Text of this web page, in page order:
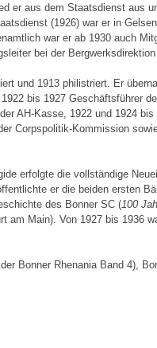
er aus dem Staatsdienst aus
(1926) war er in
war er ab 1930 auch
bei der Bergwerksdirektion
und 1913 philistriert. Er
bis 1927 Geschäftsführer
AH-Kasse, 1922 und 1924 bis
Corpspolitik-Kommission
erfolgte die vollständige
er die beiden ersten
des Bonner SC (100
am Main). Von 1927 bis 1936
Bonner Rhenania Band 4),